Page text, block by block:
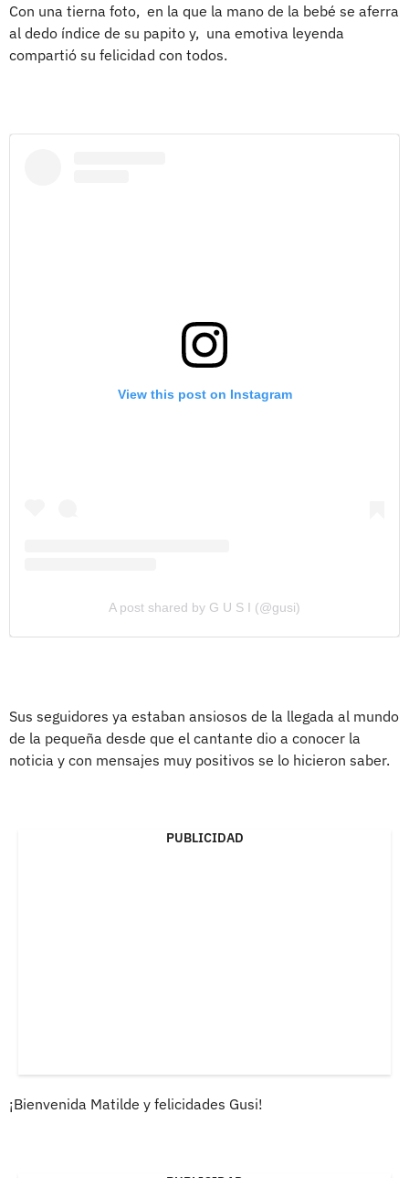
Con una tierna foto, en la que la mano de la bebé se aferra
al dedo índice de su papito y, una emotiva leyenda
compartió su felicidad con todos.
View this post on Instagram
A post shared by G U S I (@gusi)
Sus seguidores ya estaban ansiosos de la llegada al mundo
de la pequeña desde que el cantante dio a conocer la
noticia y con mensajes muy positivos se lo hicieron saber.
PUBLICIDAD
¡Bienvenida Matilde y felicidades Gusi!